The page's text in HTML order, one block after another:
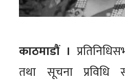
काठमाडौं ।
तथा सूचना प्रविधि